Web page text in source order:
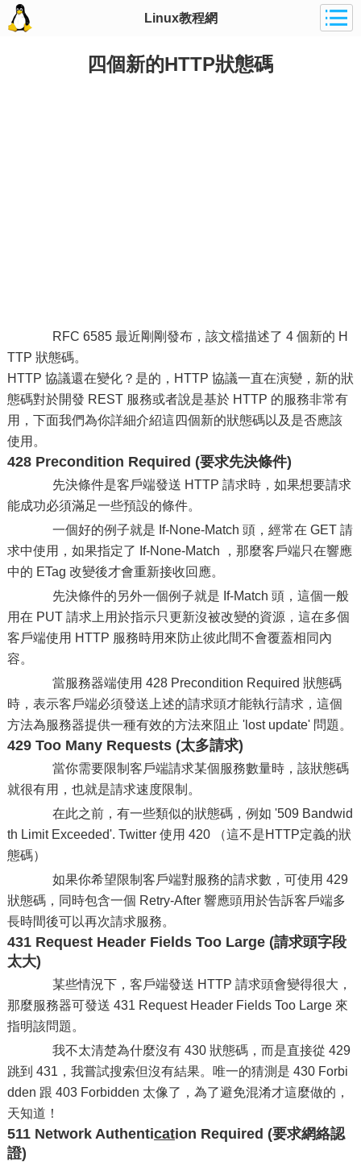
Linux教程網
四個新的HTTP狀態碼
RFC 6585 最近剛剛發布，該文檔描述了 4 個新的 H
TTP 狀態碼。
HTTP 協議還在變化？是的，HTTP 協議一直在演變，新的狀
態碼對於開發 REST 服務或者說是基於 HTTP 的服務非常有
用，下面我們為你詳細介紹這四個新的狀態碼以及是否應該
使用。
428 Precondition Required (要求先決條件)
先決條件是客戶端發送 HTTP 請求時，如果想要請求
能成功必須滿足一些預設的條件。
一個好的例子就是 If-None-Match 頭，經常在 GET 請
求中使用，如果指定了 If-None-Match ，那麼客戶端只在響應
中的 ETag 改變後才會重新接收回應。
先決條件的另外一個例子就是 If-Match 頭，這個一般
用在 PUT 請求上用於指示只更新沒被改變的資源，這在多個
客戶端使用 HTTP 服務時用來防止彼此間不會覆蓋相同內
容。
當服務器端使用 428 Precondition Required 狀態碼
時，表示客戶端必須發送上述的請求頭才能執行請求，這個
方法為服務器提供一種有效的方法來阻止 'lost update' 問題。
429 Too Many Requests (太多請求)
當你需要限制客戶端請求某個服務數量時，該狀態碼
就很有用，也就是請求速度限制。
在此之前，有一些類似的狀態碼，例如 '509 Bandwid
th Limit Exceeded'. Twitter 使用 420 （這不是HTTP定義的狀
態碼）
如果你希望限制客戶端對服務的請求數，可使用 429
狀態碼，同時包含一個 Retry-After 響應頭用於告訴客戶端多
長時間後可以再次請求服務。
431 Request Header Fields Too Large (請求頭字段
太大)
某些情況下，客戶端發送 HTTP 請求頭會變得很大，
那麼服務器可發送 431 Request Header Fields Too Large 來
指明該問題。
我不太清楚為什麼沒有 430 狀態碼，而是直接從 429
跳到 431，我嘗試搜索但沒有結果。唯一的猜測是 430 Forbi
dden 跟 403 Forbidden 太像了，為了避免混淆才這麼做的，
天知道！
511 Network Authentication Required (要求網絡認
證)